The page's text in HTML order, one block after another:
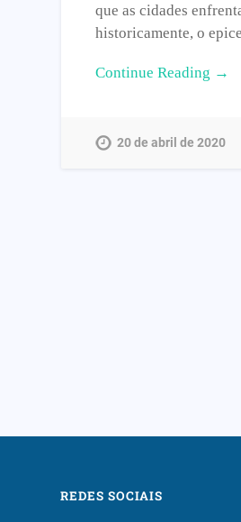
que as cidades
historicamente, o
Continue Reading →
20 de abril de 2020
REDES SOCIAIS